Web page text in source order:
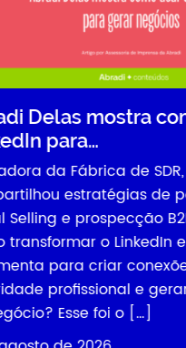
mostra como
Fábrica de SDR, Paula
estratégias de
e prospecção B2B na
o LinkedIn em uma
criar conexões,
e gerar
Esse foi o […]